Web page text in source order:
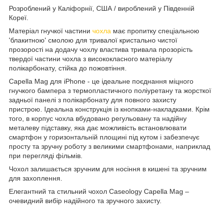
Розроблений у Каліфорнії, США / вироблений у Південній
Кореї.
Матеріал гнучкої частини чохла має пропитку спеціальною
'блакитною' смолою для тривалої кристально чистої
прозорості на додачу чохлу властива тривала прозорість
твердої частини чохла з висококласного матеріалу
полікарбонату, стійка до пожовтіння.
Capella Mag для iPhone - це ідеальне поєднання міцного
гнучкого бампера з термопластичного поліуретану та жорсткої
задньої панелі з полікарбонату для повного захисту
пристрою. Ідеальна конструкція із кнопками-накладками. Крім
того, в корпус чохла вбудовано регульовану та надійну
металеву підставку, яка дає можливість встановлювати
смартфон у горизонтальній площині під кутом і забезпечує
просту та зручну роботу з великими смартфонами, наприклад
при перегляді фільмів.
Чохол залишається зручним для носіння в кишені та зручним
для захоплення.
Елегантний та стильний чохол Caseology Capella Mag –
очевидний вибір надійного та зручного захисту.